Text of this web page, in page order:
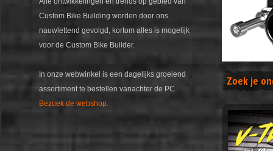
Custom Bike Building worden door ons
nauwlettend gevolgd, kortom alles is mogelijk
voor de Custom Bike Builder.
In onze webwinkel is een dagelijks groeiend
assortiment te bestellen vanachter de PC.
Bezoek de webshop.
Zoek je